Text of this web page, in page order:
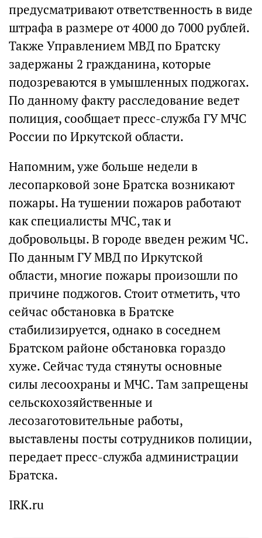
предусматривают ответственность в виде
штрафа в размере от 4000 до 7000 рублей.
Также Управлением МВД по Братску
задержаны 2 гражданина, которые
подозреваются в умышленных поджогах.
По данному факту расследование ведет
полиция, сообщает пресс-служба ГУ МЧС
России по Иркутской области.
Напомним, уже больше недели в
лесопарковой зоне Братска возникают
пожары. На тушении пожаров работают
как специалисты МЧС, так и
добровольцы. В городе введен режим ЧС.
По данным ГУ МВД по Иркутской
области, многие пожары произошли по
причине поджогов. Стоит отметить, что
сейчас обстановка в Братске
стабилизируется, однако в соседнем
Братском районе обстановка гораздо
хуже. Сейчас туда стянуты основные
силы лесоохраны и МЧС. Там запрещены
сельскохозяйственные и
лесозаготовительные работы,
выставлены посты сотрудников полиции,
передает пресс-служба администрации
Братска.
IRK.ru